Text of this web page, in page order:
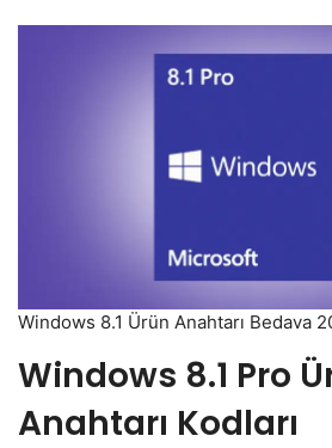
Windows 8.1 Ürün Anahtarı Bedava
Windows 8.1 Pro
Anahtarı Kodları